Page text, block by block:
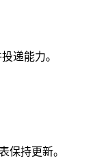
递能力。
保持更新。